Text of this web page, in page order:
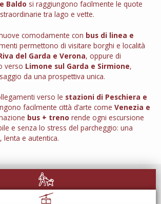
Baldo si raggiungono facilmente le quote
tra lago e vette.
comodamente con bus di linea e
permettono di visitare borghi e località
del Garda e Verona, oppure di
verso Limone sul Garda e Sirmione,
da una prospettiva unica.
verso le stazioni di Peschiera e
facilmente città d’arte come Venezia e
bus + treno rende ogni escursione
e senza lo stress del parcheggio: una
lenta e autentica.